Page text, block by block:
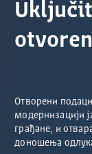
Отворени
модернизацији
грађане, и
доношења